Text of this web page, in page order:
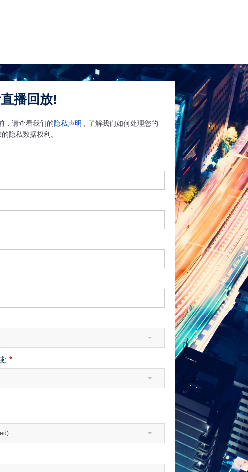
播回放!
，请查看我们的隐私声明 ，了解我们如何处理您的
隐私数据权利。
*
: